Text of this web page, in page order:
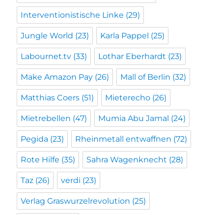
Interventionistische Linke (29)
Jungle World (23) Karla Pappel (25)
Labournet.tv (33) Lothar Eberhardt (23)
Make Amazon Pay (26) Mall of Berlin (32)
Matthias Coers (51) Mieterecho (26)
Mietrebellen (47) Mumia Abu Jamal (24)
Pegida (23) Rheinmetall entwaffnen (72)
Rote Hilfe (35) Sahra Wagenknecht (28)
Taz (26) verdi (23)
Verlag Graswurzelrevolution (25)